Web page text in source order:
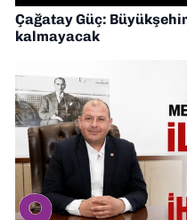
Çağatay Güç:
kalmayacak